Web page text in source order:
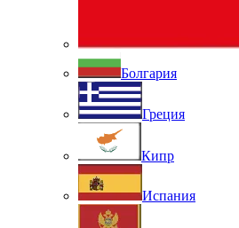
Болгария
Греция
Кипр
Испания